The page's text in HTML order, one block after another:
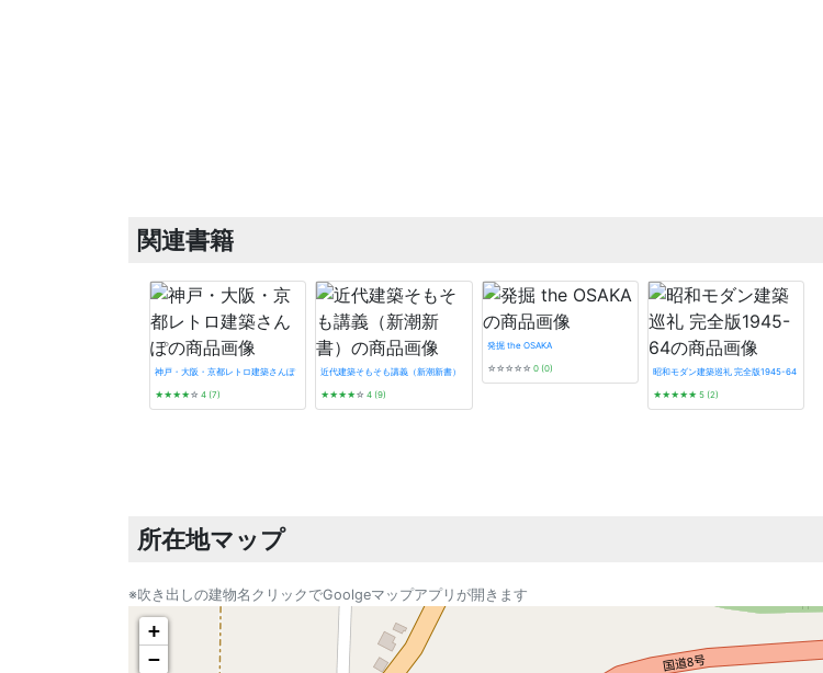
関連書籍
神戸・大阪・京都レトロ建築さんぽ
★★★★☆ 4 (7)
近代建築そもそも講義（新潮新書）
★★★★☆ 4 (9)
発掘 the OSAKA
☆☆☆☆☆ 0 (0) 昭和モダン建築巡礼 完全版1945-64
★★★★★5 (2)
所在地マップ
※吹き出しの建物名クリックでGoolgeマップアプリが開きます
+
−